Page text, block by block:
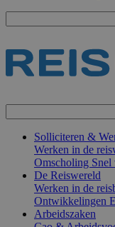
Solliciteren &
Werken in de
Omscholing
De Reiswereld
Werken in de
Ontwikkelingen
Arbeidszaken